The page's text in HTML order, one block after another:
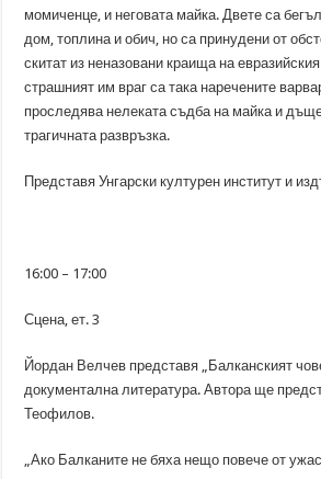
момиченце, и неговата майка. Двете са
дом, топлина и обич, но са принудени от
скитат из неназовани краища на
страшният им враг са така наречените
проследява нелеката съдба на майка и
трагичната развръзка.
Представя Унгарски културен институт и
16:00 – 17:00
Сцена, ет. 3
Йордан Велчев представя „Балканският
документална литература. Автора ще
Теофилов.
„Ако Балканите не бяха нещо повече от